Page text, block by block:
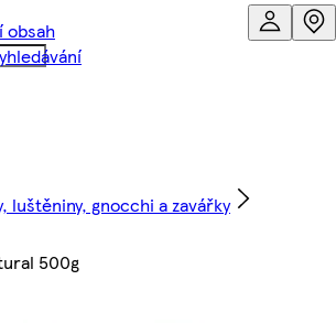
obsah
luštěniny, gnocchi a zavářky
500g